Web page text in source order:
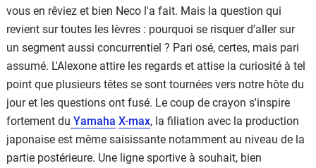
vous en rêviez et bien Neco l'a fait. Mais la question qui
revient sur toutes les lèvres : pourquoi se risquer d'aller sur
un segment aussi concurrentiel ? Pari osé, certes, mais pari
assumé. L'Alexone attire les regards et attise la curiosité à tel
point que plusieurs têtes se sont tournées vers notre hôte du
jour et les questions ont fusé. Le coup de crayon s'inspire
fortement du Yamaha X-max, la filiation avec la production
japonaise est même saisissante notamment au niveau de la
partie postérieure. Une ligne sportive à souhait, bien